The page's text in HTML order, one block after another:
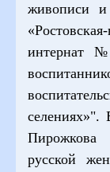
живописи
интернат
селениях»".
Пирожкова
русской